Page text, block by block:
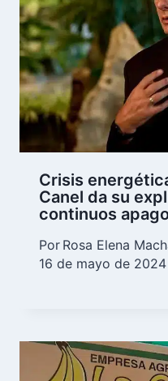
Crisis
Canel da su
continuos
Por Rosa Elena
16 de mayo de 2024